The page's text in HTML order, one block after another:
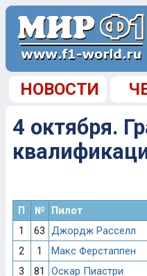
НОВОСТИ
4 октября.
П № Пилот
1
63 Джордж Расселл
2
1 Макс Ферстаппен
3
81 Оскар Пиастри